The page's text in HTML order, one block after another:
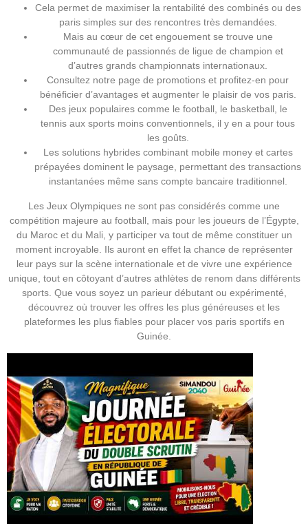
Cela permet de maximiser la rentabilité des combinés ou des
paris simples sur des rencontres très demandées.
Mais au cœur de cet engouement se trouve une
communauté de passionnés de ligue de champion et
d’autres grands championnats internationaux.
Consultez notre page de promotions et profitez-en pour
bénéficier d’avantages et augmenter le plaisir de vos paris.
Des jeux populaires comme le football, le basketball, le
tennis aux sports moins conventionnels, il y en a pour tous
les goûts.
Les solutions hybrides combinant mobile money et cartes
prépayées dominent le paysage, permettant des transactions
instantanées même sans compte bancaire traditionnel.
Les Jeux Olympiques ne sont pas considérés comme une
compétition majeure au football, mais pour les joueurs de l’Égypte,
du Maroc et du Mali, y participer va tout de même constituer un
moment incroyable. Ils auront en effet la chance de représenter
leur pays sur la scène internationale et de vivre une expérience
unique, tout en côtoyant d’autres athlètes de renom dans différents
sports. Que vous soyez un parieur débutant ou expérimenté,
découvrez où trouver les offres les plus généreuses et les
plateformes les plus fiables pour placer vos paris sportifs en
Guinée.